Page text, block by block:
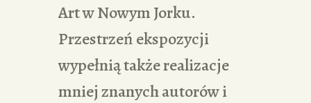
Art w Nowym Jorku.
Przestrzeń ekspozycji
wypełnią także realizacje
mniej znanych autorów i